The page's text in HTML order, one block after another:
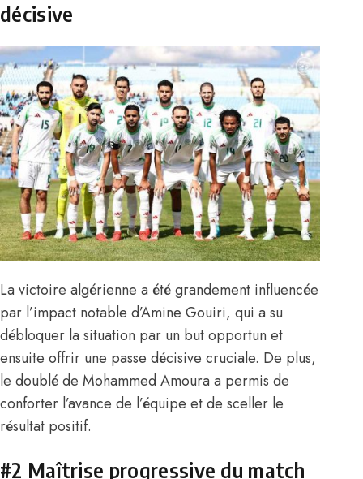
décisive
La victoire algérienne a été grandement influencée
par l’impact notable d’Amine Gouiri, qui a su
débloquer la situation par un but opportun et
ensuite offrir une passe décisive cruciale. De plus,
le doublé de Mohammed Amoura a permis de
conforter l’avance de l’équipe et de sceller le
résultat positif.
#2 Maîtrise progressive du match